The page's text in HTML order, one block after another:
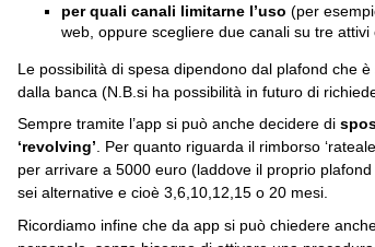
per quali canali limitarne l’uso (per
web, oppure scegliere due canali su tre attivi
Le possibilità di spesa dipendono dal plafond che
dalla banca (N.B.si ha possibilità in futuro di
Sempre tramite l’app si può anche decidere di
‘revolving’ . Per quanto riguarda il rimborso
per arrivare a 5000 euro (laddove il proprio
sei alternative e cioè 3,6,10,12,15 o 20 mesi.
Ricordiamo infine che da app si può chiedere